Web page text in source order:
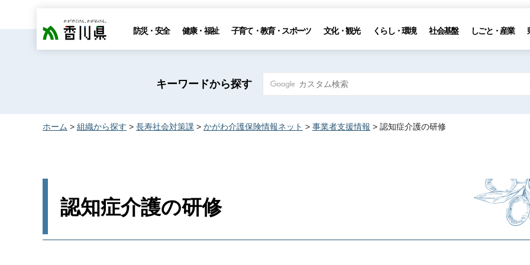
香川県 防災・安全 健康・福祉 子育て・教育・スポーツ 文化・観光 くらし・環境 社会基盤 しごと・産業
キーワードから探す
ホーム > 組織から探す > 長寿社会対策課 > かがわ介護保険情報ネット > 事業者支援情報 > 認知症介護の研修
認知症介護の研修